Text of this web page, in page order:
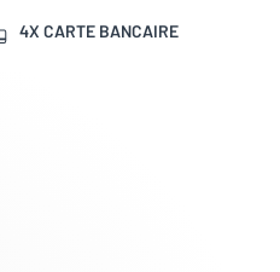
4X CARTE BANCAIRE